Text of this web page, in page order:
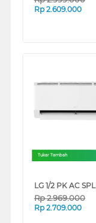
Rp 2.609.000
Tukar Tambah
Rp2.969.000
Rp 2.709.000